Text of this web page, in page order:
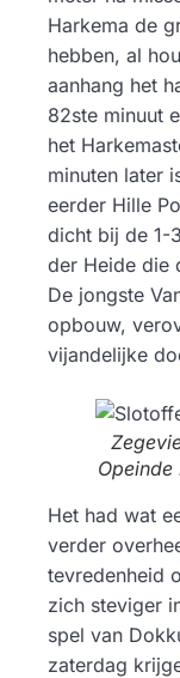
Harkema de
hebben, al
aanhang het
82ste minuut
het
minuten later
eerder Hille
dicht bij de 1-
der Heide die
De jongste
opbouw,
vijandelijke
Het had wat
verder
tevredenheid
zich steviger
spel van
zaterdag